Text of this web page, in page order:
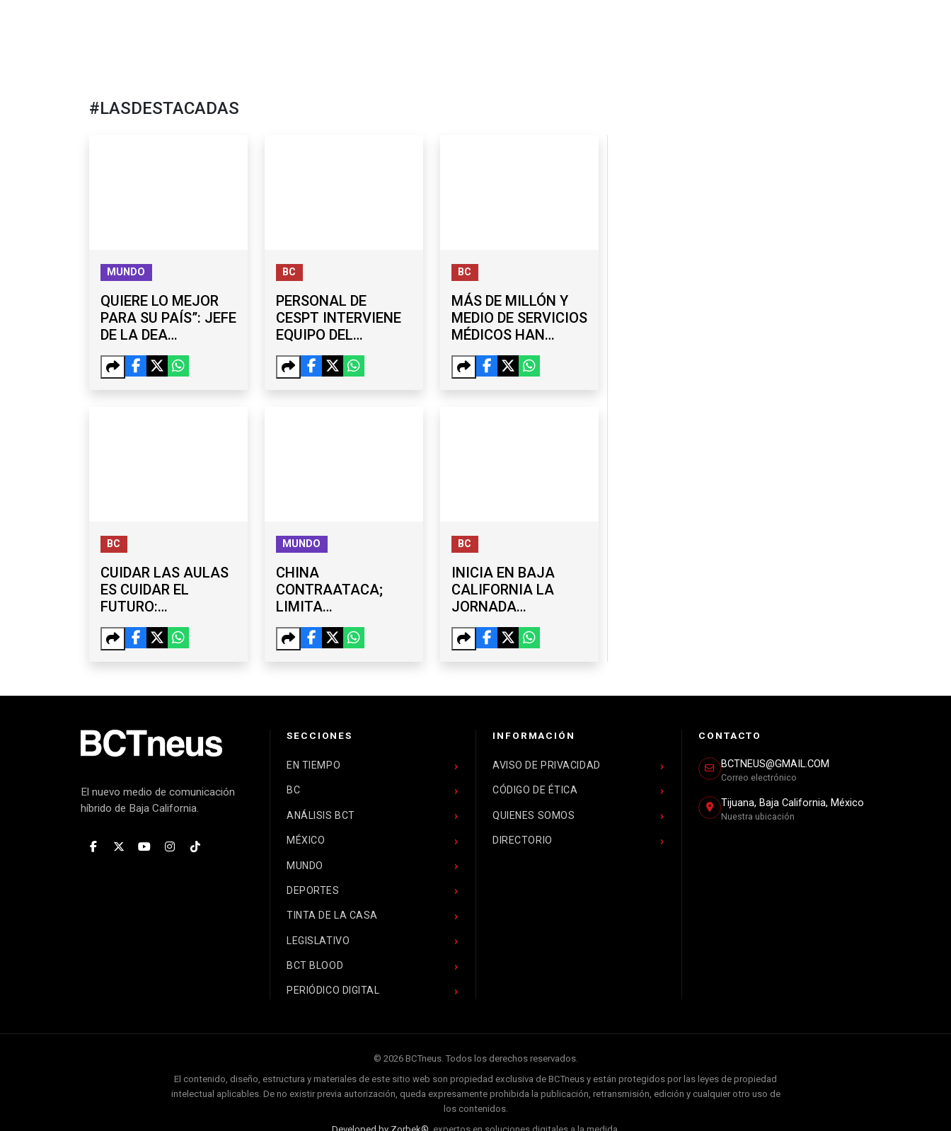
#LASDESTACADAS
MUNDO
QUIERE LO MEJOR
PARA SU PAÍS”: JEFE
DE LA DEA
RESPALDA LABOR
DE OMAR GARCÍA
BC
PERSONAL DE
CESPT INTERVIENE
EQUIPO DEL
BOOSTER EL
CARRIZO TRAS
BC
MÁS DE MILLÓN Y
MEDIO DE SERVICIOS
MÉDICOS HAN
LLEGADO A
COMUNIDADES DE
BC
CUIDAR LAS AULAS
ES CUIDAR EL
FUTURO:
PROPUESTA PARA
REFORZAR
MUNDO
CHINA
CONTRAATACA;
LIMITA
EXPORTACIÓN DE
DRONES Y
UU.
BC
INICIA EN BAJA
CALIFORNIA LA
JORNADA
NACIONAL DE
REFORESTACIÓN
El nuevo medio de comunicación
híbrido de Baja California.
SECCIONES
EN TIEMPO
BC
ANÁLISIS BCT
MÉXICO
MUNDO
DEPORTES
TINTA DE LA CASA
LEGISLATIVO
BCT BLOOD
PERIÓDICO DIGITAL
INFORMACIÓN
AVISO DE PRIVACIDAD
CÓDIGO DE ÉTICA
QUIENES SOMOS
DIRECTORIO
CONTACTO
BCTNEUS@GMAIL.COM
Correo electrónico
Tijuana, Baja California, México
Nuestra ubicación
© 2026 BCTneus. Todos los derechos reservados.
El contenido, diseño, estructura y materiales de este sitio web son propiedad exclusiva de BCTneus y están protegidos por las leyes de propiedad
intelectual aplicables. De no existir previa autorización, queda expresamente prohibida la publicación, retransmisión, edición y cualquier otro uso de
los contenidos.